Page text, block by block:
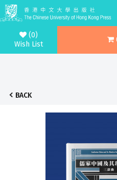
(0)
Wish List
BACK